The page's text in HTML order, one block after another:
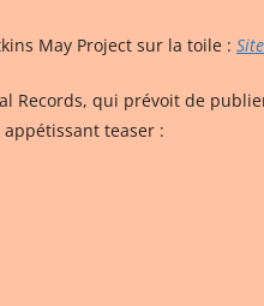
May Project sur la toile :
Records, qui prévoit de
teaser :